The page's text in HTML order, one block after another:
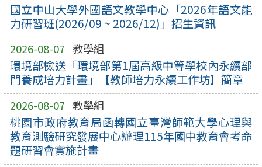
國立中山大學外國語文教學中心「2026年語文能
力研習班(2026/09 ~ 2026/12)」招生資訊
2026-08-07 教學組
環境部檢送「環境部第1屆高級中等學校內永續部
門養成培力計畫」【教師培力永續工作坊】簡章
2026-08-07 教學組
桃園市政府教育局函轉國立臺灣師範大學心理與
教育測驗研究發展中心辦理115年國中教育會考命
題研習會實施計畫